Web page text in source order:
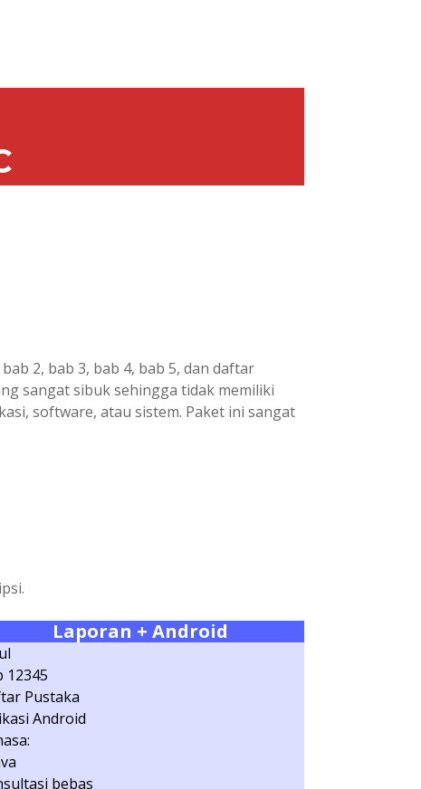
2, bab 3, bab 4, bab 5, dan daftar
sangat sibuk sehingga tidak memiliki
software, atau sistem. Paket ini sangat
Laporan + Android
12345
Pustaka
Android
bebas